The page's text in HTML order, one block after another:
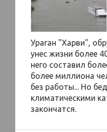
Ураган "Харви",
унес жизни более
него составил
более миллиона
без работы... Но
климатическими
закончатся.